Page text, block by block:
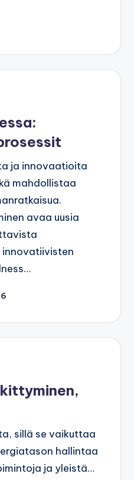
ja innovaatioita
mahdollistaa
avaa uusia
sillä se vaikuttaa
hallintaa
ja yleistä…